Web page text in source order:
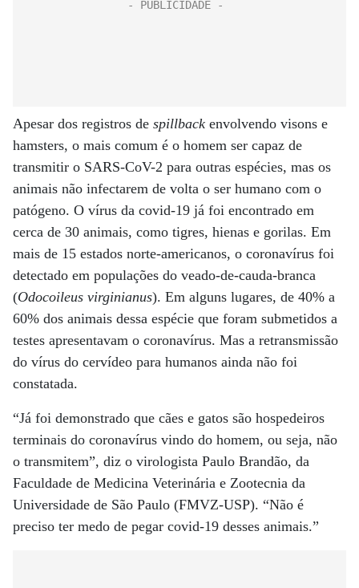
Apesar dos registros de spillback envolvendo visons e
hamsters, o mais comum é o homem ser capaz de
transmitir o SARS-CoV-2 para outras espécies, mas os
animais não infectarem de volta o ser humano com o
patógeno. O vírus da covid-19 já foi encontrado em
cerca de 30 animais, como tigres, hienas e gorilas. Em
mais de 15 estados norte-americanos, o coronavírus foi
detectado em populações do veado-de-cauda-branca
(Odocoileus virginianus). Em alguns lugares, de 40% a
60% dos animais dessa espécie que foram submetidos a
testes apresentavam o coronavírus. Mas a retransmissão
do vírus do cervídeo para humanos ainda não foi
constatada.
“Já foi demonstrado que cães e gatos são hospedeiros
terminais do coronavírus vindo do homem, ou seja, não
o transmitem”, diz o virologista Paulo Brandão, da
Faculdade de Medicina Veterinária e Zootecnia da
Universidade de São Paulo (FMVZ-USP). “Não é
preciso ter medo de pegar covid-19 desses animais.”